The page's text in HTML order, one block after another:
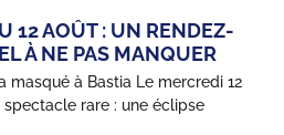
12 AOÛT : UN RENDEZ-
À NE PAS MANQUER
masqué à Bastia Le mercredi 12
rare : une éclipse